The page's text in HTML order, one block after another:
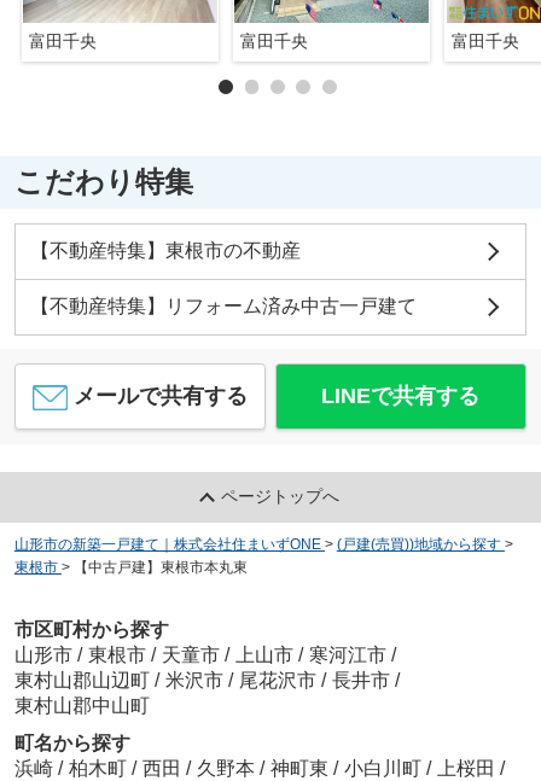
富田千央 富田千央 富田千央
こだわり特集
【不動産特集】東根市の不動産
【不動産特集】リフォーム済み中古一戸建て
メールで共有する LINEで共有する
ページトップへ
山形市の新築一戸建て｜株式会社住まいずONE > (戸建(売買))地域から探す >
東根市 > 【中古戸建】東根市本丸東
市区町村から探す
山形市 / 東根市 / 天童市 / 上山市 / 寒河江市 /
東村山郡山辺町 / 米沢市 / 尾花沢市 / 長井市 /
東村山郡中山町
町名から探す
浜崎 / 柏木町 / 西田 / 久野本 / 神町東 / 小白川町 / 上桜田 /